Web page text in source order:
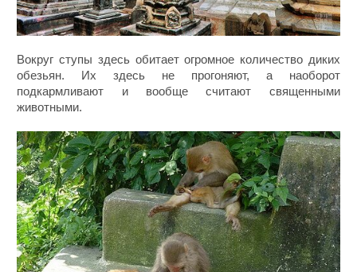
Вокруг ступы здесь обитает огромное количество диких
обезьян. Их здесь не прогоняют, а наоборот
подкармливают и вообще считают священными
животными.